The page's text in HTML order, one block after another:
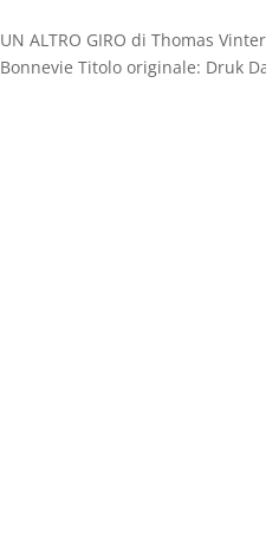
UN ALTRO GIRO di Thomas
Bonnevie Titolo originale: Druk